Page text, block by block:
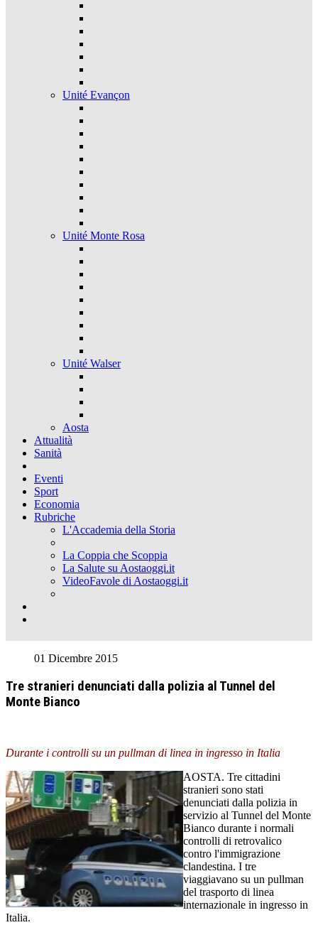
Unité Evançon
Unité Monte Rosa
Unité Walser
Aosta
Attualità
Sanità
Eventi
Sport
Economia
Rubriche
L'Accademia della Storia
La Coppia che Scoppia
La Salute su Aostaoggi.it
VideoFavole di Aostaoggi.it
01 Dicembre 2015
Tre stranieri denunciati dalla polizia al Tunnel del
Monte Bianco
Durante i controlli su un pullman di linea in ingresso in Italia
AOSTA. Tre cittadini
stranieri sono stati
denunciati dalla polizia in
servizio al Tunnel del Monte
Bianco durante i normali
controlli di retrovalico
contro l'immigrazione
clandestina. I tre
viaggiavano su un pullman
del trasporto di linea
internazionale in ingresso in
Italia.